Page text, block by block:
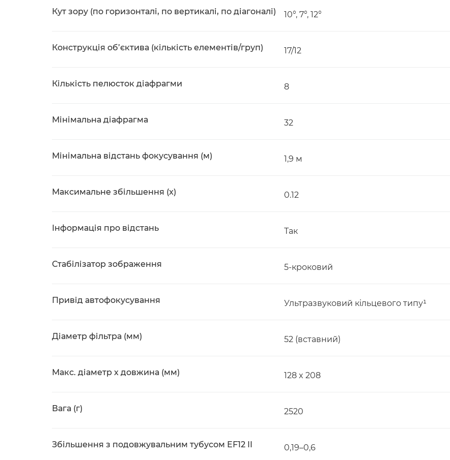
Кут зору (по горизонталі, по вертикалі, по діагоналі) 10°, 7°, 12°
Конструкція об’єктива (кількість елементів/груп) 17/12
Кількість пелюсток діафрагми 8
Мінімальна діафрагма 32
Мінімальна відстань фокусування (м) 1,9 м
Максимальне збільшення (x) 0.12
Інформація про відстань Так
Стабілізатор зображення 5-кроковий
Привід автофокусування Ультразвуковий кільцевого типу¹
Діаметр фільтра (мм) 52 (вставний)
Макс. діаметр x довжина (мм) 128 x 208
Вага (г) 2520
Збільшення з подовжувальним тубусом EF12 II 0,19–0,6